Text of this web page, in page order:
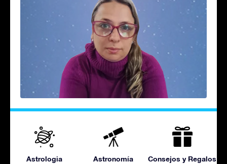
Astrologia Astronomía Consejos y Regalos